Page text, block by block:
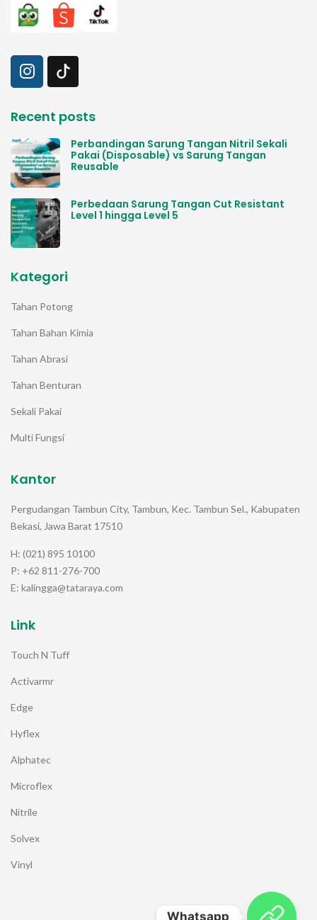
Recent posts
Perbandingan Sarung Tangan Nitril Sekali
Pakai (Disposable) vs Sarung Tangan
Reusable
Perbedaan Sarung Tangan Cut Resistant
Level 1 hingga Level 5
Kategori
Tahan Potong
Tahan Bahan Kimia
Tahan Abrasi
Tahan Benturan
Sekali Pakai
Multi Fungsi
Kantor
Pergudangan Tambun City, Tambun, Kec. Tambun Sel., Kabupaten
Bekasi, Jawa Barat 17510
H: (021) 895 10100
P: +62 811-276-700
E: kalingga@tataraya.com
Link
Touch N Tuff
Activarmr
Edge
Hyflex
Alphatec
Microflex
Nitrile
Solvex
Vinyl
Whatsapp